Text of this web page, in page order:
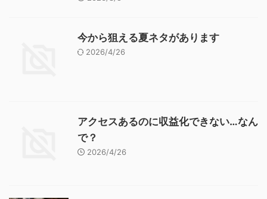
今から狙える夏ネタがあります
2026/4/26
アクセスあるのに収益化できない…なん
で？
2026/4/26